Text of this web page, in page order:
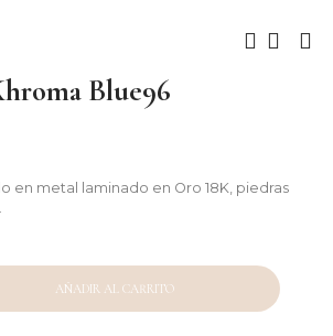
Blue96
en metal laminado en Oro 18K, piedras
AÑADIR AL CARRITO